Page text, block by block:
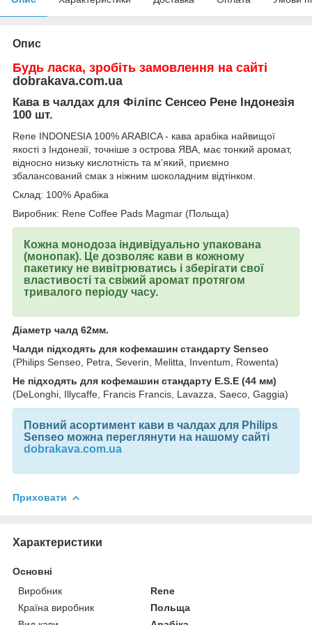
Опис
Будь ласка, зробіть замовлення на сайті
dobrakava.com.ua
Кава в чалдах для Філіпс Сенсео Рене Індонезія
100 шт.
Rene INDONESIA 100% ARABICA - кава арабіка найвищої
якості з Індонезії, точніше з острова ЯВА, має тонкий аромат,
відносно низьку кислотність та м'який, приємно
збалансований смак з ніжним шоколадним відтінком.
Склад: 100% Арабіка
Виробник: Rene Coffee Pads Magmar (Польща)
Кожна монодоза індивідуально упакована
(монопак). Це дозволяє кави в кожному
пакетику не вивітрюватись і зберігати свої
властивості та свіжий аромат протягом
тривалого періоду часу.
Діаметр чалд 62мм.
Чалди підходять для кофемашин стандарту Senseo
(Philips Senseo, Petra, Severin, Melitta, Inventum, Rowenta)
Не підходять для кофемашин стандарту E.S.E (44 мм)
(DeLonghi, Illycaffе, Francis Francis, Lavazza, Saeco, Gaggia)
Повний асортимент кави в чалдах для Philips
Senseo можна переглянути на нашому сайті
dobrakava.com.ua
Приховати
Характеристики
Основні
Виробник
Rene
Країна виробник
Польща